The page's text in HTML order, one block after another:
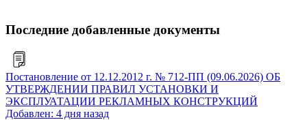
Последние добавленные документы
Постановление от 12.12.2012 г. № 712-ПП (09.06.2026) ОБ
УТВЕРЖДЕНИИ ПРАВИЛ УСТАНОВКИ И
ЭКСПЛУАТАЦИИ РЕКЛАМНЫХ КОНСТРУКЦИЙ
Добавлен: 4 дня назад